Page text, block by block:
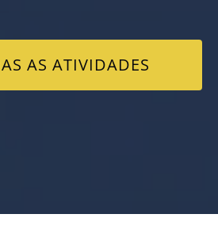
AS ATIVIDADES